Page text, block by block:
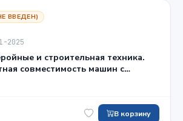
ВВЕДЕН)
2025
и строительная техника.
совместимость машин с
электропитания. Часть 1.
к электромагнитной
при обычных электромагнитных
среды
В корзину